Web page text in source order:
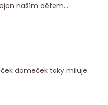
naším dětem...
hvězdiček.
domeček taky miluje.